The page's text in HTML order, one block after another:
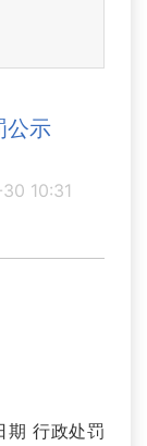
公示
10:31
期 行政处罚